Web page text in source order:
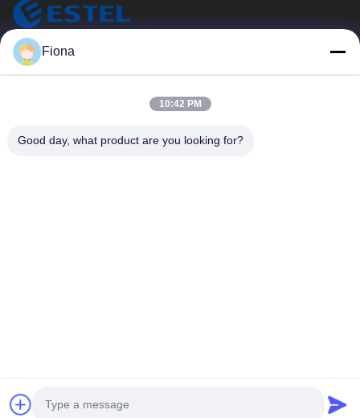
ESTEL (GUANGDONG) TECHNOLOGY CO., LTD.
Do Domu
Nowy
Fiona
10:42 PM
Good day, what product are you looking for?